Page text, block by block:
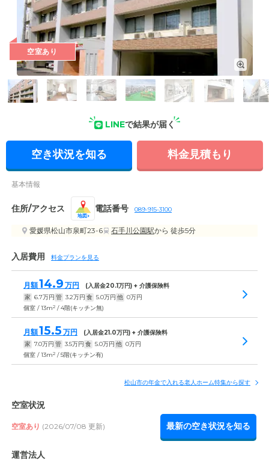
外観: あたたかみのある外観。ご家庭のような雰囲気のなか、
お一人おひとりにとって最適なケアをご提供します。
空室あり
LINEで結果が届く
空き状況を知る 料金見積もり
基本情報
住所/アクセス
地図
電話番号 089-915-3100
愛媛県松山市泉町23-6 石手川公園駅から 徒歩5分
入居費用 料金プランを見る
月額14.9 万円 (入居金20.1万円) + 介護保険料
家 6.7万円 管 3.2万円 食 5.0万円 他 0万円
個室 / 13m2 / 4階(キッチン無)
月額15.5 万円 (入居金21.0万円) + 介護保険料
家 7.0万円 管 3.5万円 食 5.0万円 他 0万円
個室 / 13m2 / 5階(キッチン有)
松山市の年金で入れる老人ホーム特集から探す
空室状況
空室あり (2026/07/08 更新) 最新の空き状況を知る
運営法人